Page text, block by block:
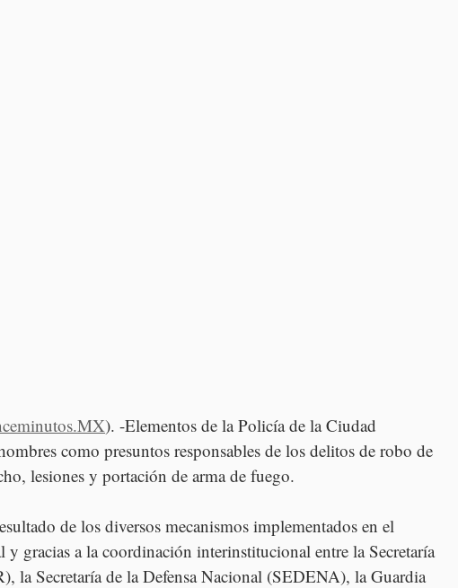
). -Elementos de la Policía de la Ciudad
como presuntos responsables de los delitos de robo de
lesiones y portación de arma de fuego.
de los diversos mecanismos implementados en el
y gracias a la coordinación interinstitucional entre la Secretaría
la Secretaría de la Defensa Nacional (SEDENA), la Guardia